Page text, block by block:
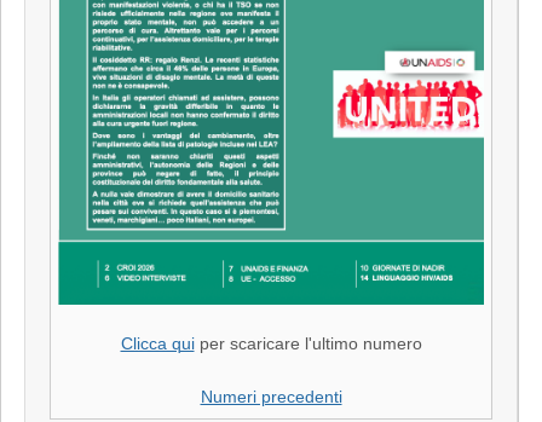
Clicca quiper scaricare l'ultimo numero
Numeri precedenti